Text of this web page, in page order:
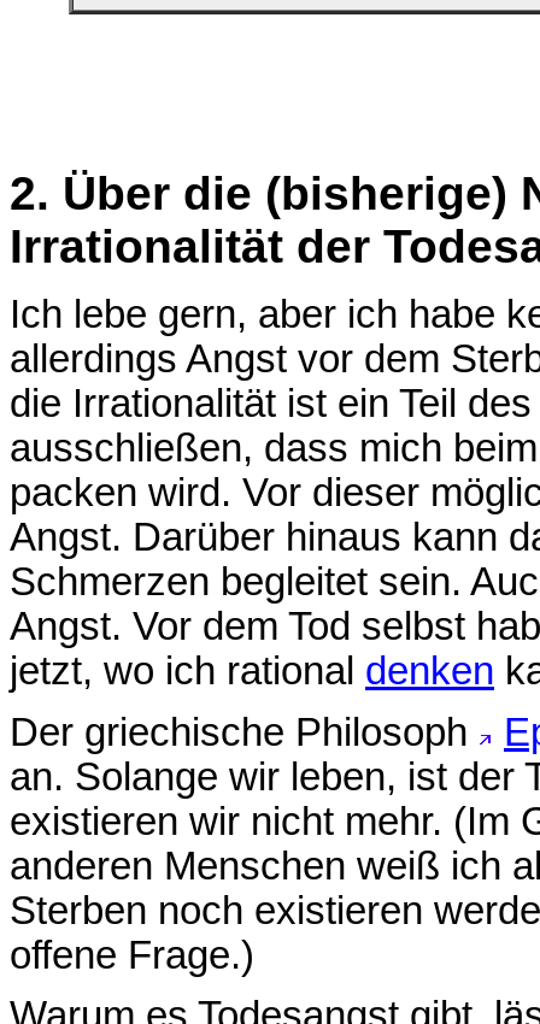
2. Über die (bisherige)
Irrationalität der
Ich lebe gern, aber ich habe
allerdings Angst vor dem
die Irrationalität ist ein Teil
ausschließen, dass mich
packen wird. Vor dieser
Angst. Darüber hinaus kann
Schmerzen begleitet sein.
Angst. Vor dem Tod selbst
jetzt, wo ich rational denken
Der griechische Philosoph
an. Solange wir leben, ist der
existieren wir nicht mehr. (Im
anderen Menschen weiß ich
Sterben noch existieren
offene Frage.)